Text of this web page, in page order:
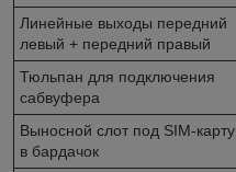
Линейные выходы передний
левый + передний правый
Тюльпан для подключения
сабвуфера
Выносной слот под SIM-карту
в бардачок